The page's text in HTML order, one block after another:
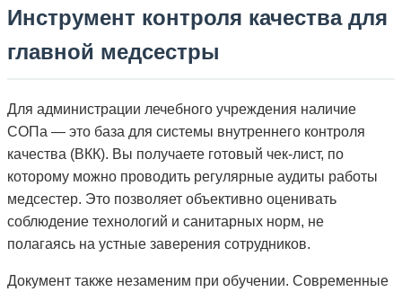
Инструмент контроля качества для
главной медсестры
Для администрации лечебного учреждения наличие
СОПа — это база для системы внутреннего контроля
качества (ВКК). Вы получаете готовый чек-лист, по
которому можно проводить регулярные аудиты работы
медсестер. Это позволяет объективно оценивать
соблюдение технологий и санитарных норм, не
полагаясь на устные заверения сотрудников.
Документ также незаменим при обучении. Современные